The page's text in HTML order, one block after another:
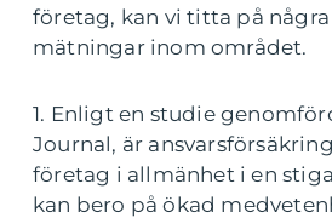
företag, kan vi titta på
mätningar inom området.
1. Enligt en studie
Journal, är
företag i allmänhet i en
kan bero på ökad